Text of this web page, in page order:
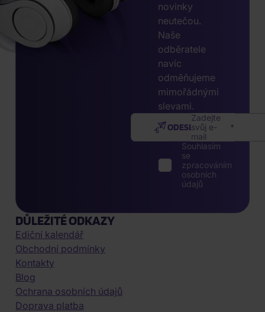
novinky
neutečou.
Naše
odběratele
navíc
odměňujeme
mimořádnými
slevami.
Zadejte
svůj e-
mail
ODESLAT
Souhlasím
se
zpracováním
osobních
údajů
DŮLEŽITÉ ODKAZY
Ediční kalendář
Obchodní podmínky
Kontakty
Blog
Ochrana osobních údajů
Doprava platba